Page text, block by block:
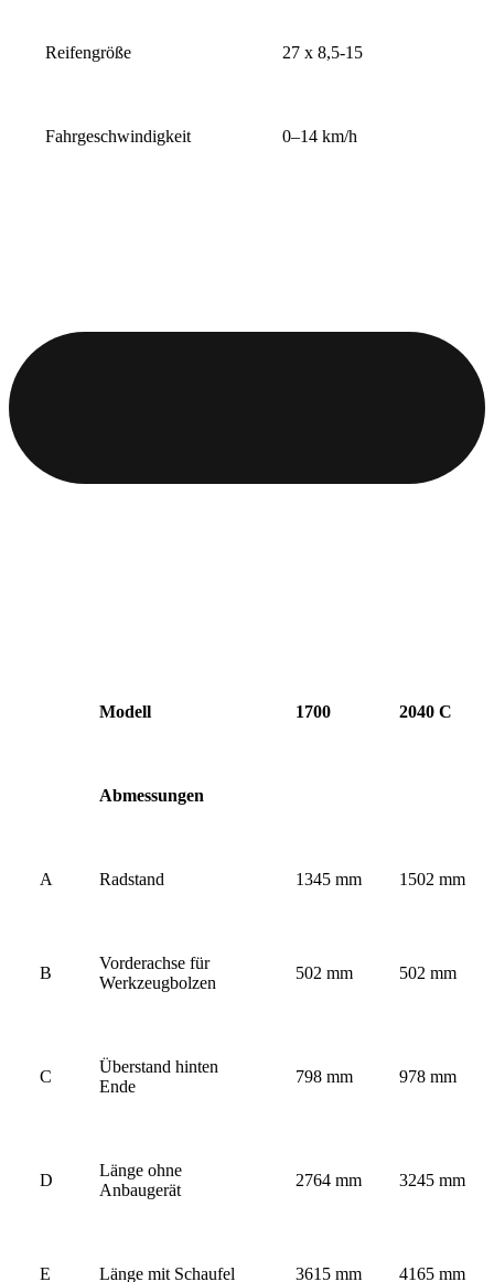
Reifengröße 27 x 8,5-15
Fahrgeschwindigkeit 0–14 km/h
Modell 1700 2040 C
Abmessungen
A Radstand 1345 mm 1502 mm
B
Vorderachse für
Werkzeugbolzen
502 mm 502 mm
C
Überstand hinten
Ende
798 mm 978 mm
D
Länge ohne
Anbaugerät
2764 mm 3245 mm
E Länge mit Schaufel 3615 mm 4165 mm